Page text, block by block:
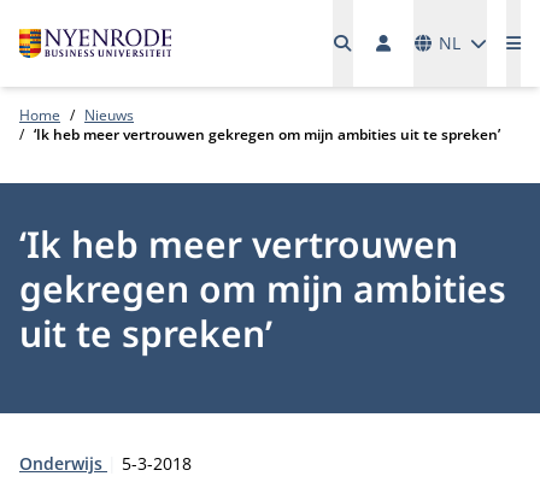
NL
Home
Nieuws
‘Ik heb meer vertrouwen gekregen om mijn ambities uit te spreken’
‘Ik heb meer vertrouwen
gekregen om mijn ambities
uit te spreken’
Type:
Onderwijs Publicatiedatum:
5-3-2018